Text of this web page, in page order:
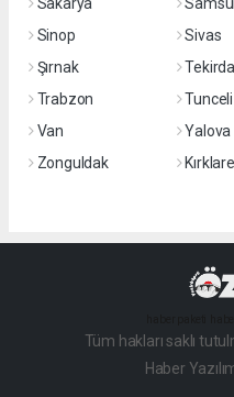
Sinop
Sivas
Şırnak
Trabzon
Tunceli
Van
Yalova
Zonguldak
Tüm hakları saklı
Haber